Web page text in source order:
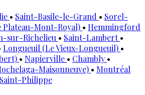
• Saint-Basile-le-Grand • Sorel-
Plateau-Mont-Royal) • Hemmingford
sur-Richelieu • Saint-Lambert•
Longueuil (Le Vieux-Longueuil) •
• Napierville • Chambly •
Maisonneuve) • Montréal
Saint-Philippe